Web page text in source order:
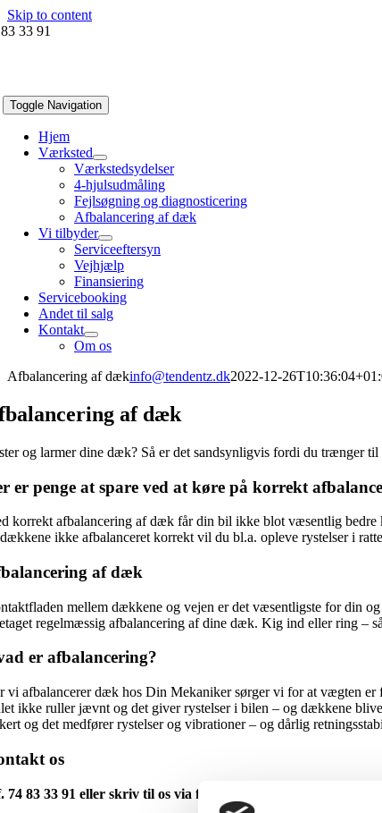
Skip to content
33 91
Toggle Navigation
Hjem
Værksted
Værkstedsydelser
4-hjulsudmåling
Fejlsøgning og diagnosticering
Afbalancering af dæk
Vi tilbyder
Serviceeftersyn
Vejhjælp
Finansiering
Servicebooking
Andet til salg
Kontakt
Om os
Afbalancering af dækinfo@tendentz.dk2022-12-
af dæk
og larmer dine dæk? Så er det sandsynligvis fordi du trænger
er penge at spare ved at køre på korrekt
korrekt afbalancering af dæk får din bil ikke blot væsentlig bedre
ikke afbalanceret korrekt vil du bl.a. opleve rystelser i
af dæk
mellem dækkene og vejen er det væsentligste for din
regelmæssig afbalancering af dine dæk. Kig ind eller ring –
er afbalancering?
vi afbalancerer dæk hos Din Mekaniker sørger vi for at vægten
ikke ruller jævnt og det giver rystelser i bilen – og dækkene
og det medfører rystelser og vibrationer – og dårlig
os
74 83 33 91 eller skriv til os via formularen.